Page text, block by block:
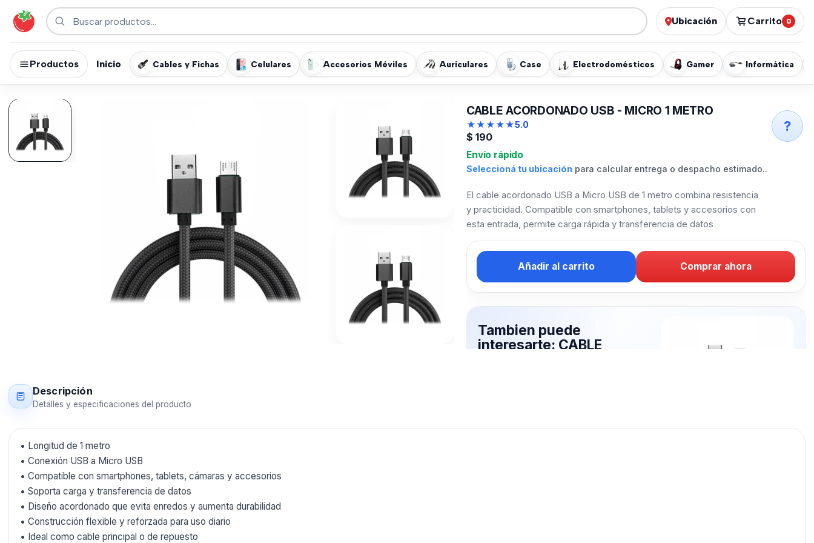
Ubicación Carrito 0
Productos Inicio Cables y Fichas Celulares Accesorios Móviles Auriculares Case Electrodomésticos Gamer Informática
CABLE ACORDONADO USB - MICRO 1 METRO
★★★★★5.0
$ 190
Envío rápido
Seleccioná tu ubicación para calcular entrega o despacho estimado..
El cable acordonado USB a Micro USB de 1 metro combina resistencia
y practicidad. Compatible con smartphones, tablets y accesorios con
esta entrada, permite carga rápida y transferencia de datos
Añadir al carrito Comprar ahora
Tambien puede
interesarte: CABLE
Descripción
Detalles y especificaciones del producto
• Longitud de 1 metro
• Conexión USB a Micro USB
• Compatible con smartphones, tablets, cámaras y accesorios
• Soporta carga y transferencia de datos
• Diseño acordonado que evita enredos y aumenta durabilidad
• Construcción flexible y reforzada para uso diario
• Ideal como cable principal o de repuesto
?